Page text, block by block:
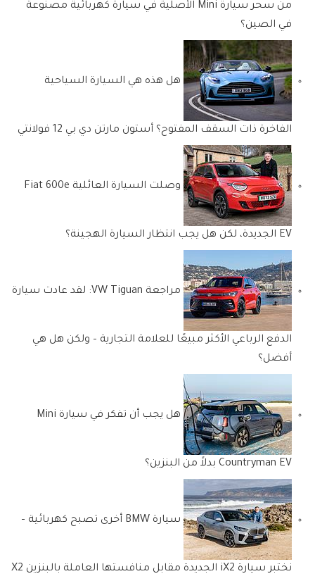
من سحر سيارة Mini الأصلية في سيارة كهربائية مصنوعة
في الصين؟
هل هذه هي السيارة السياحية
الفاخرة ذات السقف المفتوح؟ أستون مارتن دي بي 12 فولانتي
وصلت السيارة العائلية Fiat 600e
EV الجديدة، لكن هل يجب انتظار السيارة الهجينة؟
مراجعة VW Tiguan: لقد عادت سيارة
الدفع الرباعي الأكثر مبيعًا للعلامة التجارية – ولكن هل هي
أفضل؟
هل يجب أن تفكر في سيارة Mini
Countryman EV بدلاً من البنزين؟
سيارة BMW أخرى تصبح كهربائية –
نختبر سيارة iX2 الجديدة مقابل منافستها العاملة بالبنزين X2